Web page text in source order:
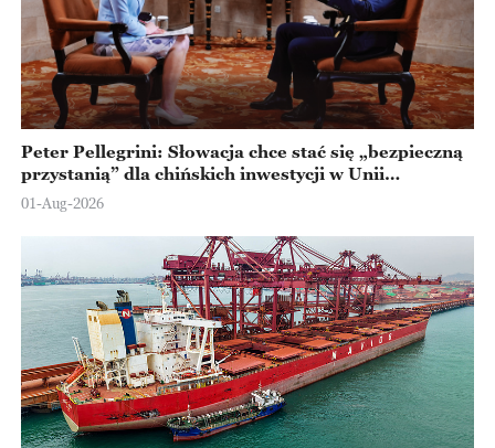
Peter Pellegrini: Słowacja chce stać się „bezpieczną
przystanią” dla chińskich inwestycji w Unii
Europejskiej
01-Aug-2026